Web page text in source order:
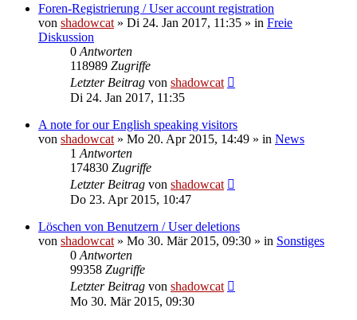
Foren-Registrierung / User account registration
von shadowcat » Di 24. Jan 2017, 11:35 » in Freie
Diskussion
0 Antworten
118989 Zugriffe
Letzter Beitrag von shadowcat
Di 24. Jan 2017, 11:35
A note for our English speaking visitors
von shadowcat » Mo 20. Apr 2015, 14:49 » in News
1 Antworten
174830 Zugriffe
Letzter Beitrag von shadowcat
Do 23. Apr 2015, 10:47
Löschen von Benutzern / User deletions
von shadowcat » Mo 30. Mär 2015, 09:30 » in Sonstiges
0 Antworten
99358 Zugriffe
Letzter Beitrag von shadowcat
Mo 30. Mär 2015, 09:30